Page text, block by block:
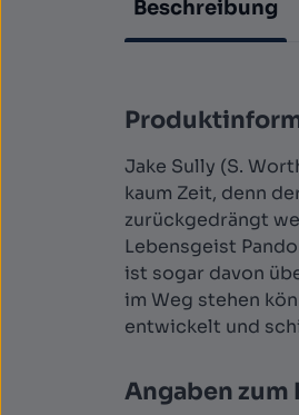
Beschreibung
Jake Sully (S.
kaum Zeit, denn
zurückgedrängt
Lebensgeist
ist sogar davon
im Weg stehen
entwickelt und
Angaben